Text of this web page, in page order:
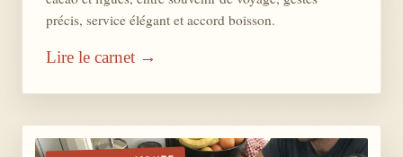
précis, service élégant et accord boisson.
Lire le carnet →